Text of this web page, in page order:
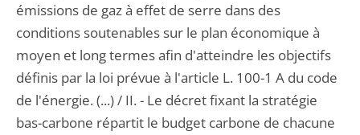
émissions de gaz à effet de serre dans des
conditions soutenables sur le plan économique à
moyen et long termes afin d'atteindre les objectifs
définis par la loi prévue à l'article L. 100-1 A du code
de l'énergie. (...) / II. - Le décret fixant la stratégie
bas-carbone répartit le budget carbone de chacune